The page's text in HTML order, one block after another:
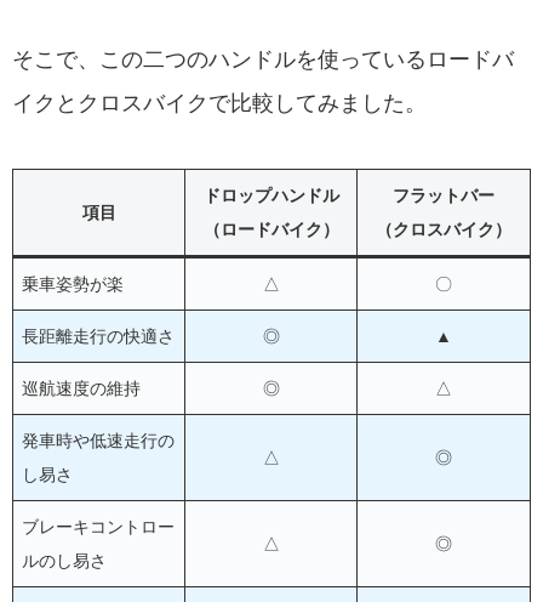
そこで、この二つのハンドルを使っているロードバ
イクとクロスバイクで比較してみました。
項目
ドロップハンドル
（ロードバイク）
フラットバー
（クロスバイク）
乗車姿勢が楽 △ 〇
長距離走行の快適さ ◎ ▲
巡航速度の維持 ◎ △
発車時や低速走行の
し易さ
△ ◎
ブレーキコントロー
ルのし易さ
△ ◎